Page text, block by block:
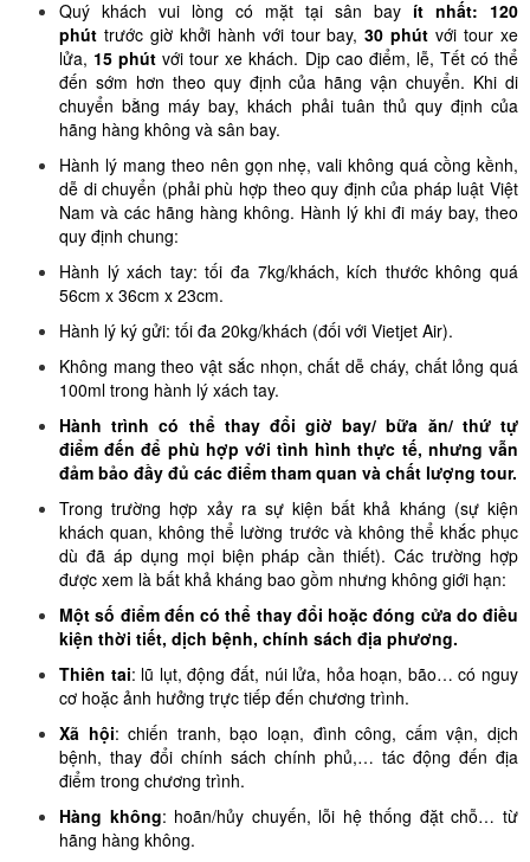
Quý khách vui lòng có mặt tại sân bay ít nhất: 120
phút trước giờ khởi hành với tour bay,30 phút với tour xe
lửa, 15 phút với tour xe khách. Dịp cao điểm, lễ, Tết có thể
đến sớm hơn theo quy định của hãng vận chuyển. Khi di
chuyển bằng máy bay, khách phải tuân thủ quy định của
hãng hàng không và sân bay.
Hành lý mang theo nên gọn nhẹ, vali không quá cồng kềnh,
dễ di chuyển (phải phù hợp theo quy định của pháp luật Việt
Nam và các hãng hàng không. Hành lý khi đi máy bay, theo
quy định chung:
Hành lý xách tay: tối đa 7kg/khách, kích thước không quá
56cm x 36cm x 23cm.
Hành lý ký gửi: tối đa 20kg/khách (đối với Vietjet Air).
Không mang theo vật sắc nhọn, chất dễ cháy, chất lỏng quá
100ml trong hành lý xách tay.
Hành trình có thể thay đổi giờ bay/ bữa ăn/ thứ tự
điểm đến để phù hợp với tình hình thực tế, nhưng vẫn
đảm bảo đầy đủ các điểm tham quan và chất lượng tour.
Trong trường hợp xảy ra sự kiện bất khả kháng (sự kiện
khách quan, không thể lường trước và không thể khắc phục
dù đã áp dụng mọi biện pháp cần thiết). Các trường hợp
được xem là bất khả kháng bao gồm nhưng không giới hạn:
Một số điểm đến có thể thay đổi hoặc đóng cửa do điều
kiện thời tiết, dịch bệnh, chính sách địa phương.
Thiên tai: lũ lụt, động đất, núi lửa, hỏa hoạn, bão… có nguy
cơ hoặc ảnh hưởng trực tiếp đến chương trình.
Xã hội: chiến tranh, bạo loạn, đình công, cấm vận, dịch
bệnh, thay đổi chính sách chính phủ,… tác động đến địa
điểm trong chương trình.
Hàng không: hoãn/hủy chuyến, lỗi hệ thống đặt chỗ… từ
hãng hàng không.